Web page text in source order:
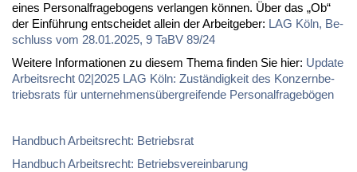
ei­nes Per­so­nal­fra­ge­bo­gens ver­lan­gen kön­nen. Über das „Ob“
der Ein­füh­rung ent­schei­det al­lein der Ar­beit­ge­ber: LAG Köln, Be­
schluss vom 28.01.2025, 9 TaBV 89/24
Wei­te­re In­for­ma­tio­nen zu die­sem The­ma fin­den Sie hier: Up­date
Ar­beits­recht 02|2025 LAG Köln: Zu­stän­dig­keit des Kon­zern­be­
triebs­rats für un­ter­neh­mens­über­grei­fen­de Per­so­nal­fra­ge­bö­gen
Hand­buch Ar­beits­recht: Be­triebs­rat
Hand­buch Ar­beits­recht: Be­triebs­ver­ein­ba­rung